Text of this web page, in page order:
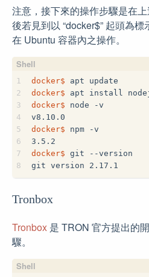
注意，接下來的操作步驟是在
後若見到以 “docker$” 起頭為
在 Ubuntu 容器內之操作。
1
2
3
4
5
6
7
8
docker$ apt update
docker$ apt install
docker$ node -v
v8.10.0
docker$ npm -v
3.5.2
docker$ git --version
git version 2.17.1
Tronbox
Tronbox 是 TRON 官方提出的
驟。